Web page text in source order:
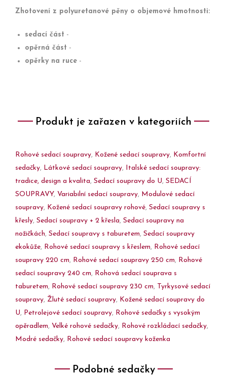
Zhotovení z polyuretanové pěny o objemové hmotnosti:
sedací část -
opěrná část -
opěrky na ruce -
Produkt je zařazen v kategoriích
Rohové sedací soupravy, Kožené sedací soupravy, Komfortní
sedačky, Látkové sedací soupravy, Italské sedací soupravy:
tradice, design a kvalita, Sedací soupravy do U, SEDACÍ
SOUPRAVY, Variabilní sedací soupravy, Modulové sedací
soupravy, Kožené sedací soupravy rohové, Sedací soupravy s
křesly, Sedací soupravy + 2 křesla, Sedací soupravy na
nožičkách, Sedací soupravy s taburetem, Sedací soupravy
ekokůže, Rohové sedací soupravy s křeslem, Rohové sedací
soupravy 220 cm, Rohové sedací soupravy 250 cm, Rohové
sedací soupravy 240 cm, Rohová sedací souprava s
taburetem, Rohové sedací soupravy 230 cm, Tyrkysové sedací
soupravy, Žluté sedací soupravy, Kožené sedací soupravy do
U, Petrolejové sedací soupravy, Rohové sedačky s vysokým
opěradlem, Velké rohové sedačky, Rohové rozkládací sedačky,
Modré sedačky, Rohové sedací soupravy koženka
Podobné sedačky